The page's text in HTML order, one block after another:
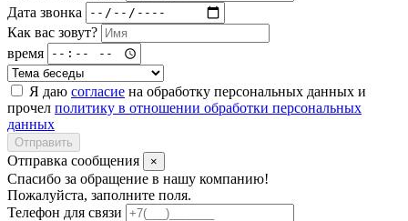
Дата звонка
Как вас зовут?
время
Я даю согласие на обработку персональных данных и
прочел политику в отношении обработки персональных
данных
Отправить
Отправка сообщения ×
Спасибо за обращение в нашу компанию!
Пожалуйста, заполните поля.
Телефон для связи